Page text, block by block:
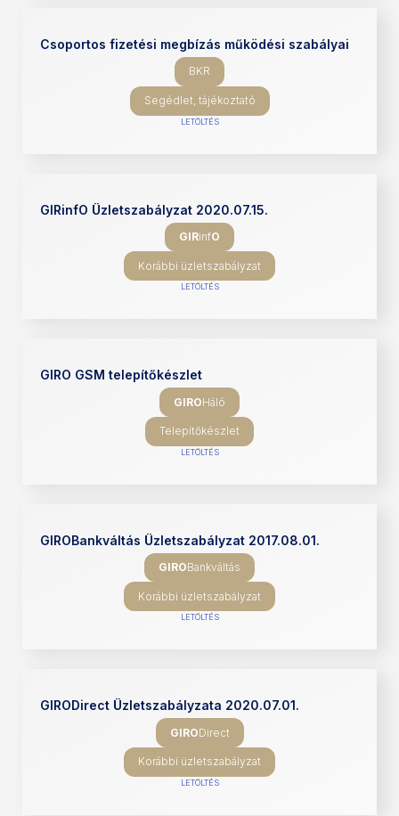
Csoportos fizetési megbízás működési szabályai
BKR
Segédlet, tájékoztató
LETÖLTÉS
GIRinfO Üzletszabályzat 2020.07.15.
GIRinfO
Korábbi üzletszabályzat
LETÖLTÉS
GIRO GSM telepítőkészlet
GIROHáló
Telepítőkészlet
LETÖLTÉS
GIROBankváltás Üzletszabályzat 2017.08.01.
GIROBankváltás
Korábbi üzletszabályzat
LETÖLTÉS
GIRODirect Üzletszabályzata 2020.07.01.
GIRODirect
Korábbi üzletszabályzat
LETÖLTÉS